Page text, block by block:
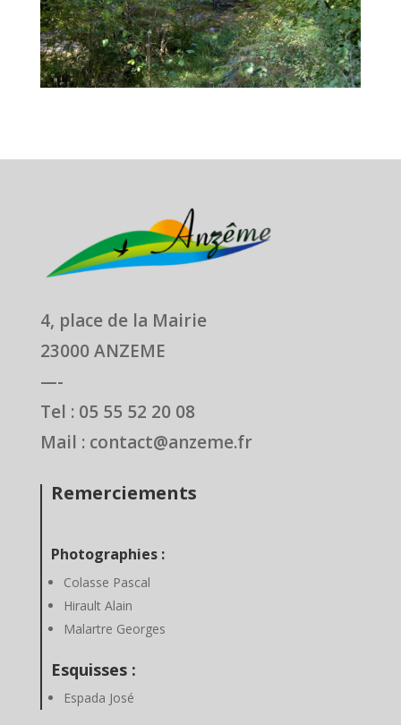
4, place de la Mairie
23000 ANZEME
—-
Tel : 05 55 52 20 08
Mail : contact@anzeme.fr
Remerciements
Photographies :
Colasse Pascal
Hirault Alain
Malartre Georges
Esquisses :
Espada José